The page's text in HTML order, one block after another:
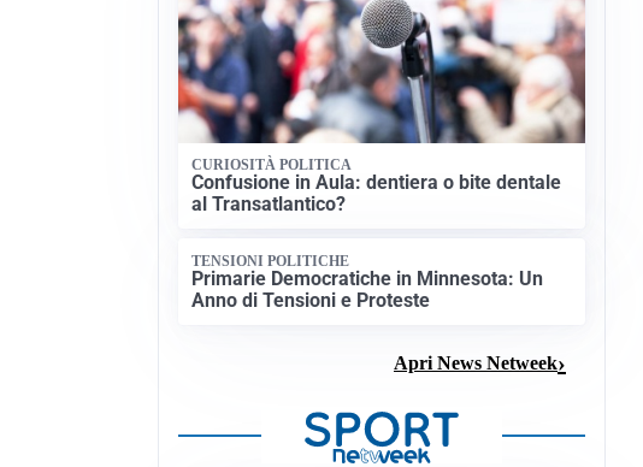
CURIOSITÀ POLITICA
Confusione in Aula: dentiera o bite dentale
al Transatlantico?
TENSIONI POLITICHE
Primarie Democratiche in Minnesota: Un
Anno di Tensioni e Proteste
Apri News Netweek